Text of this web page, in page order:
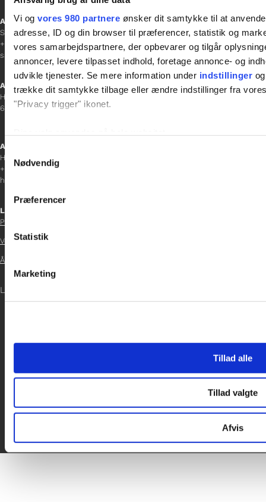
Vi og vores 980 partnere ønsker dit samtykke til at
adresse, ID og din browser til præferencer, statistik og
vores samarbejdspartnere, der opbevarer og tilgår
annoncer, levere tilpasset indhold, foretage annonce- og
udvikle tjenester. Se mere information under indstillinger
trække dit samtykke tilbage eller ændre indstillinger fra
"Privacy trigger" ikonet.
Vi bruger cookies til at tilpasse vores indhold og annoncer,
data med andre oplysninger, du har givet dem, eller som de
Samtykkevalg
Nødvendig
Præferencer
Statistik
Marketing
Tillad alle
Tillad valgte
Afvis
Afdelingschef
Sanne Hansen
+45 23 69 19 35
sanne.h@gladfonden.dk
Aabenraa
H P Hanssens Gade 23, 2.
6200 Aabenraa
Afdelingschef
Helene Teichert
+45 29 37 32 41
helene.t@gladfonden.dk
Links
Persondatapolitik
Vedtægter
Årsrapport 2021
LOG IND